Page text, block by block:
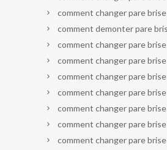
comment changer pare
comment demonter pare
comment changer pare
comment changer pare
comment changer pare
comment changer pare
comment changer pare
comment changer pare
comment changer pare